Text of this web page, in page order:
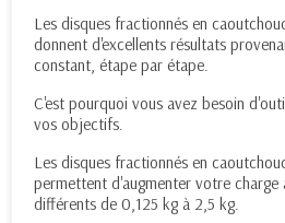
Les disques fractionnés en
donnent d'excellents résultats
constant, étape par étape.
C'est pourquoi vous avez besoin
vos objectifs.
Les disques fractionnés en
permettent d'augmenter votre charge
différents de 0,125 kg à 2,5 kg.